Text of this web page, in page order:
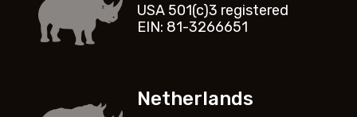
USA 501(c)3 registered
EIN: 81-3266651
Netherlands